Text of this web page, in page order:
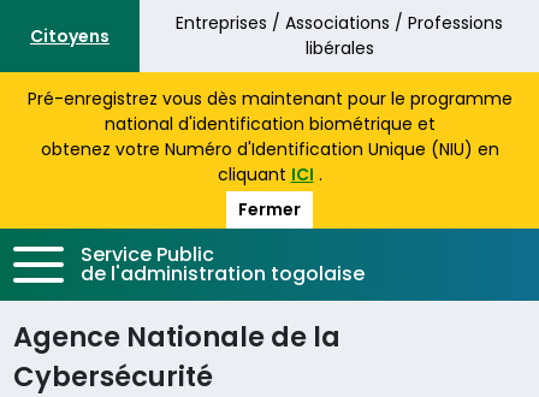
Aller au contenu principal
Citoyens
Entreprises / Associations / Professions
libérales
Pré-enregistrez vous dès maintenant pour le programme
national d'identification biométrique et
obtenez votre Numéro d'Identification Unique (NIU) en
cliquant ICI .
Fermer
Service Public
de l'administration togolaise
Agence Nationale de la
Cybersécurité